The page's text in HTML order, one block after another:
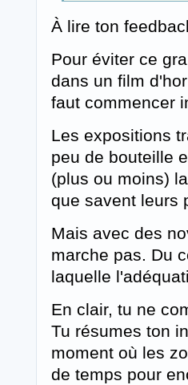
À lire ton
Pour éviter ce
dans un film
faut commencer
Les expositions
peu de bouteille
(plus ou moins)
que savent leurs
Mais avec des
marche pas. Du
laquelle
En clair, tu ne
Tu résumes ton
moment où les
de temps pour